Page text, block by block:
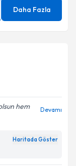
Daha Fazla
hem
Devamı
Haritada Göster